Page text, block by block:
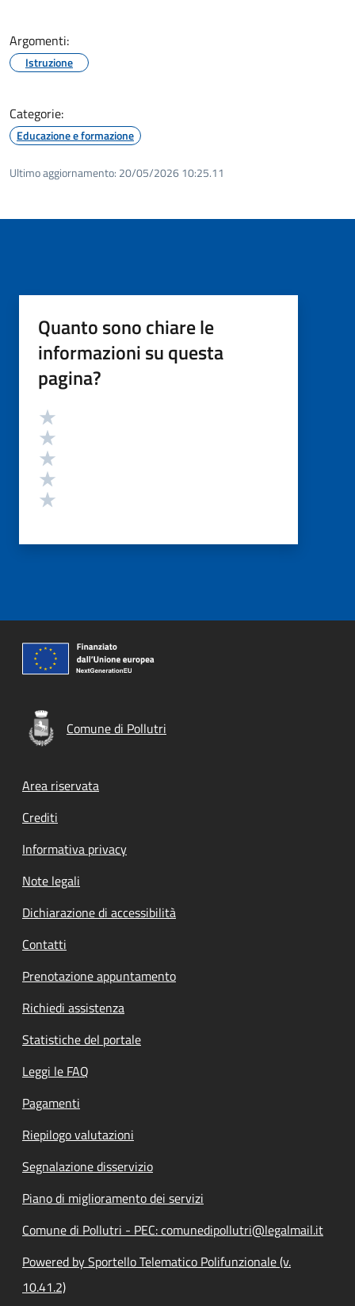
Argomenti:
Istruzione
Categorie:
Educazione e formazione
Ultimo aggiornamento: 20/05/2026 10:25.11
Quanto sono chiare le
informazioni su questa
pagina?
Valutazione
Comune di Pollutri
Footer menu
Area riservata
Crediti
Informativa privacy
Note legali
Dichiarazione di accessibilità
Contatti
Prenotazione appuntamento
Richiedi assistenza
Statistiche del portale
Leggi le FAQ
Pagamenti
Riepilogo valutazioni
Segnalazione disservizio
Piano di miglioramento dei servizi
Comune di Pollutri - PEC: comunedipollutri@legalmail.it
Powered by Sportello Telematico Polifunzionale (v.
10.41.2)